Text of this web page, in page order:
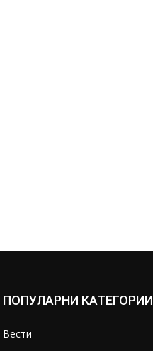
ПОПУЛАРНИ КАТЕГОРИИ
Вести